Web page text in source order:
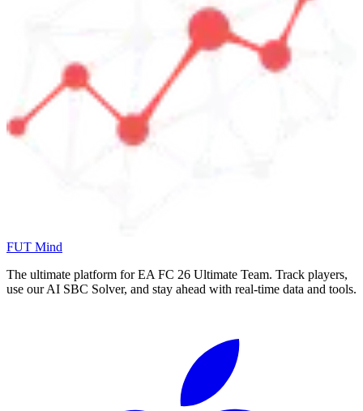
FUT Mind
The ultimate platform for EA FC 26 Ultimate Team. Track players,
use our AI SBC Solver, and stay ahead with real-time data and tools.